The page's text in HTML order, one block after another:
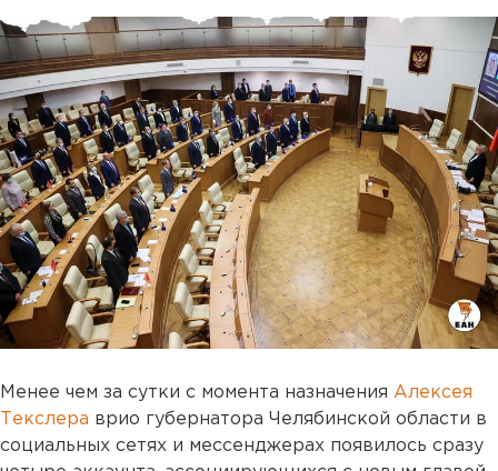
Менее чем за сутки с момента назначения Алексея
Текслера врио губернатора Челябинской области в
социальных сетях и мессенджерах появилось сразу